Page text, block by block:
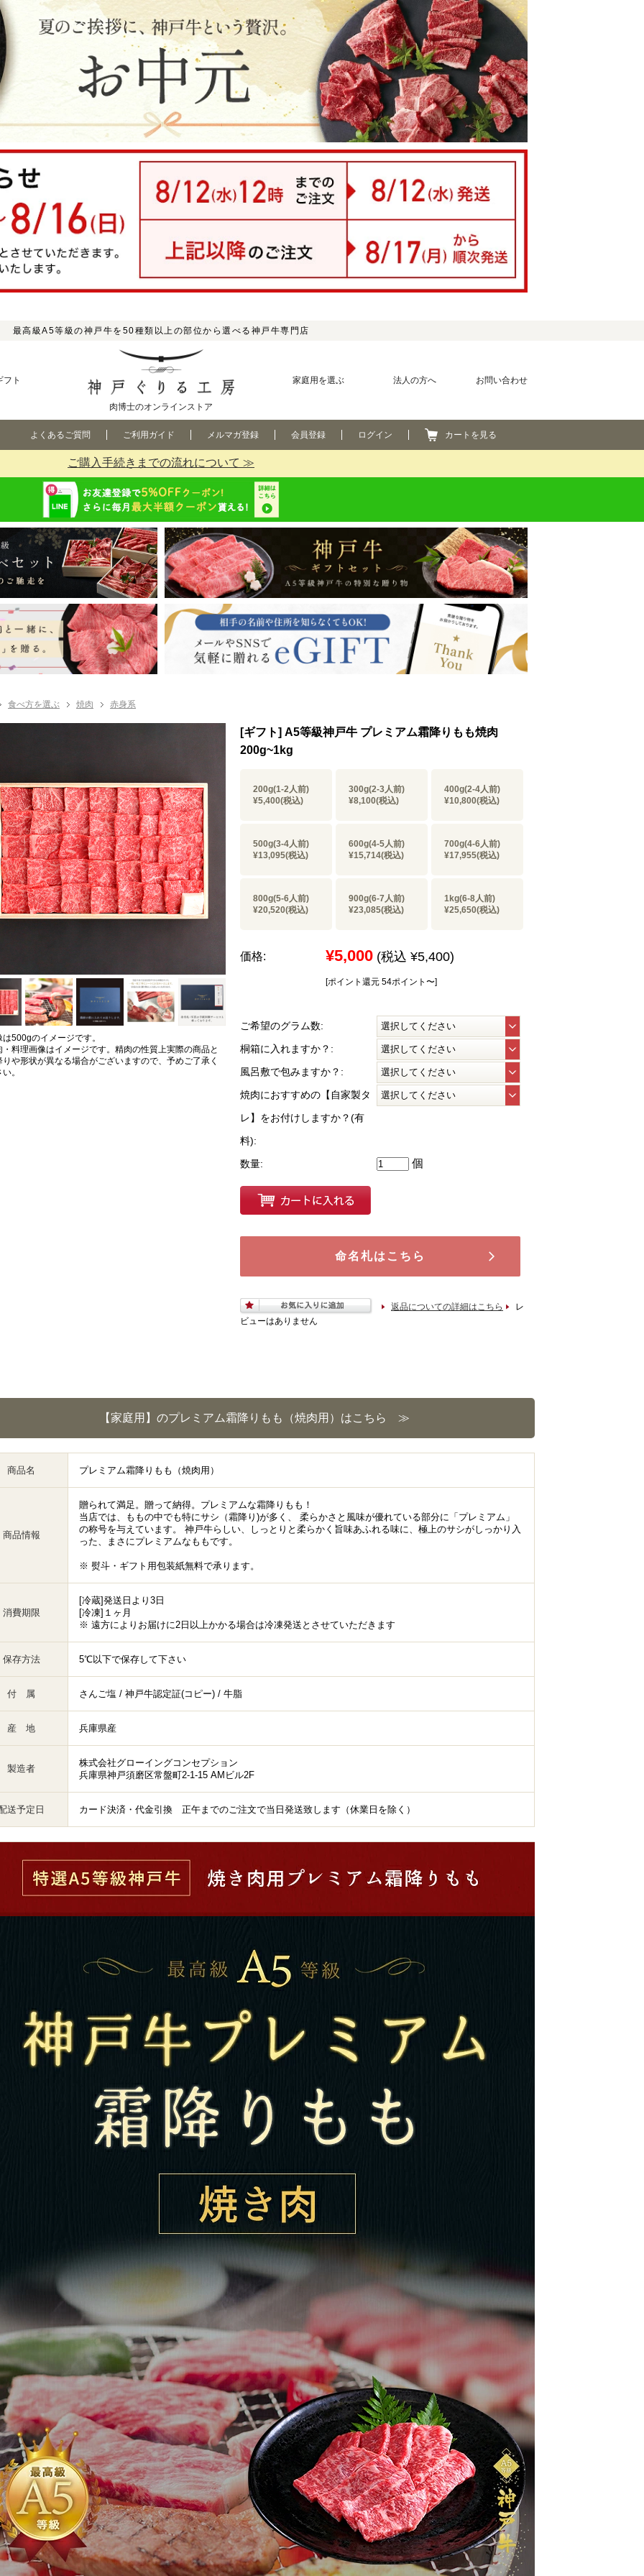
最高級A5等級の神戸牛を50種類以上の部位から選べる神戸牛専門店
フト
肉博士のオンラインストア
家庭用を選ぶ 法人の方へ お問い合わせ
よくあるご質問 ご利用ガイド メルマガ登録 会員登録 ログイン カートを見る
ご購入手続きまでの流れについて ≫
食べ方を選ぶ 焼肉 赤身系
は500gのイメージです。
・料理画像はイメージです。精肉の性質上実際の商品と
りや形状が異なる場合がございますので、予めご了承く
。
[ギフト] A5等級神戸牛 プレミアム霜降りもも焼肉
200g~1kg
200g(1-2人前)
¥5,400(税込)
300g(2-3人前)
¥8,100(税込)
400g(2-4人前)
¥10,800(税込)
500g(3-4人前)
¥13,095(税込)
600g(4-5人前)
¥15,714(税込)
700g(4-6人前)
¥17,955(税込)
800g(5-6人前)
¥20,520(税込)
900g(6-7人前)
¥23,085(税込)
1kg(6-8人前)
¥25,650(税込)
価格: ¥5,000 (税込 ¥5,400)
[ポイント還元 54ポイント〜]
ご希望のグラム数:
桐箱に入れますか？:
風呂敷で包みますか？:
焼肉におすすめの【自家製タ
レ】をお付けしますか？(有
料):
数量:
個
命名札はこちら
返品についての詳細はこちら
レ
ビューはありません
【家庭用】のプレミアム霜降りもも（焼肉用）はこちら ≫
商品名 プレミアム霜降りもも（焼肉用）
商品情報
贈られて満足。贈って納得。プレミアムな霜降りもも！
当店では、ももの中でも特にサシ（霜降り)が多く、 柔らかさと風味が優れている部分に「プレミアム」
の称号を与えています。 神戸牛らしい、しっとりと柔らかく旨味あふれる味に、極上のサシがしっかり入
った、まさにプレミアムなももです。
※ 熨斗・ギフト用包装紙無料で承ります。
消費期限
[冷蔵]発送日より3日
[冷凍]１ヶ月
※ 遠方によりお届けに2日以上かかる場合は冷凍発送とさせていただきます
保存方法 5℃以下で保存して下さい
付 属 さんご塩 / 神戸牛認定証(コピー) / 牛脂
産 地 兵庫県産
製造者
株式会社グローイングコンセプション
兵庫県神戸須磨区常盤町2-1-15 AMビル2F
送予定日 カード決済・代金引換 正午までのご注文で当日発送致します（休業日を除く）